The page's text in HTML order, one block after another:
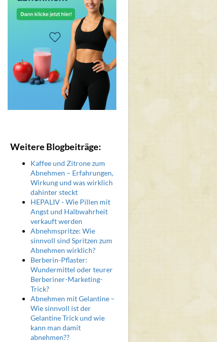
Weitere Blogbeiträge:
Kaffee und Zitrone zum
Abnehmen – Erfahrungen,
Wirkung und was wirklich
dahinter steckt
HEPALIV - Wie Pillen mit
Angst und Halbwahrheit
verkauft werden
Abnehmspritze: Wie
sinnvoll sind Spritzen zum
Abnehmen wirklich?
Berberin-Pflaster:
Wundermittel oder teurer
Berberiner-Marketing-
Trick?
Abnehmen mit Gelantine –
Wie sinnvoll ist der
Gelantine Trick und wie
kann man damit
abnehmen??